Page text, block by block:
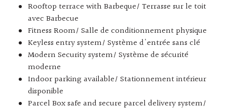
Rooftop terrace with Barbeque/ Terrasse sur le toit
avec Barbecue
Fitness Room/ Salle de conditionnement physique
Keyless entry system/ Système d'entrée sans clé
Modern Security system/ Système de sécurité
moderne
Indoor parking available/ Stationnement intérieur
disponible
Parcel Box safe and secure parcel delivery system/